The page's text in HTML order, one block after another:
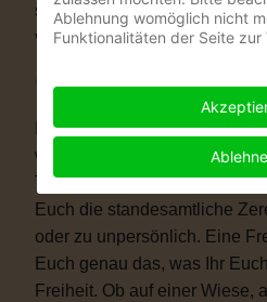
so Momente, die Eure Gäste
vergessen werden.
Warum eine Freie
Immer mehr Paare
wirklich zu ihnen passt.
Trauung nicht das Richtige
Euch die standesamtliche
oder zu unpersönlich. Eine
Euch genau das, was Ihr
Freiheit. Ob auf einer Wiese,
Ablehnung womöglich nicht
Funktionalitäten der Seite zur